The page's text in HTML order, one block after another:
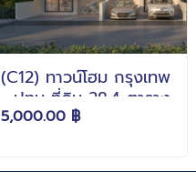
(C12) ทาวน์โฮม กรุงเทพ
- ปทุม ที่ดิน 28.4 ตาราง
วา เริ่ม 2.89 ล้านบาท
5,000.00 ฿